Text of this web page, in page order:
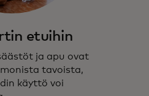
etuihin
ja apu ovat
tavoista,
käyttö voi